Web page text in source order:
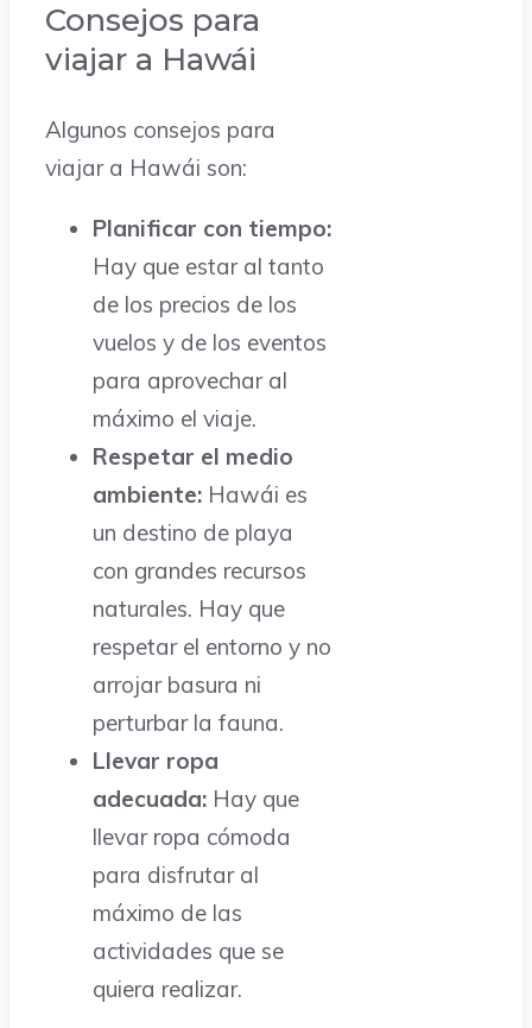
Consejos para
viajar a Hawái
Algunos consejos para
viajar a Hawái son:
Planificar con tiempo:
Hay que estar al tanto
de los precios de los
vuelos y de los eventos
para aprovechar al
máximo el viaje.
Respetar el medio
ambiente: Hawái es
un destino de playa
con grandes recursos
naturales. Hay que
respetar el entorno y no
arrojar basura ni
perturbar la fauna.
Llevar ropa
adecuada: Hay que
llevar ropa cómoda
para disfrutar al
máximo de las
actividades que se
quiera realizar.